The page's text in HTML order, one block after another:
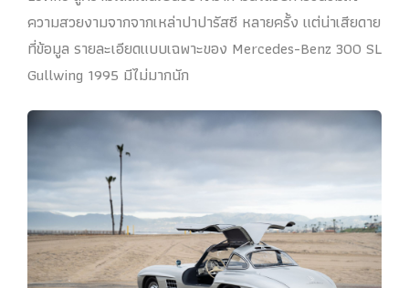
ความสวยงามจากจากเหล่าปาปารัสซี หลายครั้ง แต่น่าเสียดาย
ที่ข้อมูล รายละเอียดแบบเฉพาะของ Mercedes-Benz 300 SL
Gullwing 1995 มีไม่มากนัก